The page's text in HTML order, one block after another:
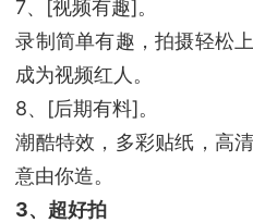
7、[视频有趣]。
录制简单有趣，拍摄轻松
成为视频红人。
8、[后期有料]。
潮酷特效，多彩贴纸，高
意由你造。
3、超好拍